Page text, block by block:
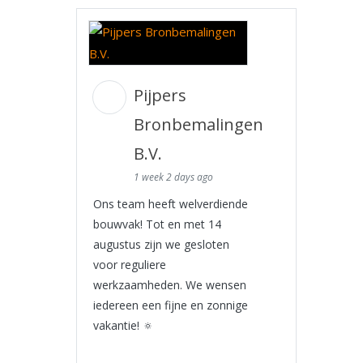
Pijpers
Bronbemalingen
B.V.
1 week 2 days ago
Ons team heeft welverdiende
bouwvak! Tot en met 14
augustus zijn we gesloten
voor reguliere
werkzaamheden. We wensen
iedereen een fijne en zonnige
vakantie! 🔅